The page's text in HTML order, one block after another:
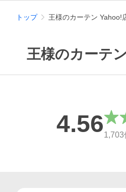
トップ 王様のカーテン Yahoo!
王様のカーテ
総合評価
4.561,703